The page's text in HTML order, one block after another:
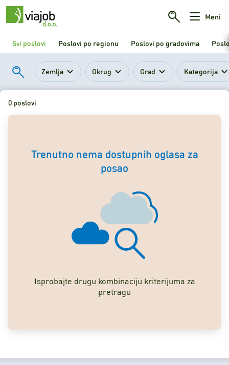
Meni
Svi poslovi Poslovi po regionu Poslovi po gradovima
Zemlja Okrug Grad Kategorija
0 poslovi
Trenutno nema dostupnih oglasa za
posao
Isprobajte drugu kombinaciju kriterijuma za
pretragu